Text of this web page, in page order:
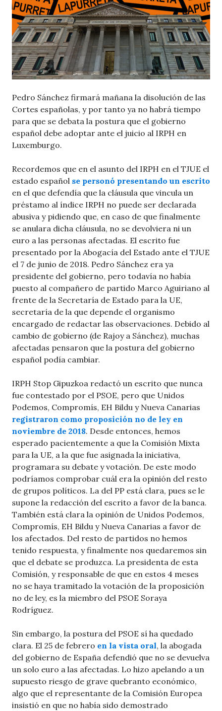
Pedro Sánchez firmará mañana la disolución de las
Cortes españolas, y por tanto ya no habrá tiempo
para que se debata la postura que el gobierno
español debe adoptar ante el juicio al IRPH en
Luxemburgo.
Recordemos que en el asunto del IRPH en el TJUE el
estado español se personó presentando un escrito
en el que defendía que la cláusula que vincula un
préstamo al índice IRPH no puede ser declarada
abusiva y pidiendo que, en caso de que finalmente
se anulara dicha cláusula, no se devolviera ni un
euro a las personas afectadas. El escrito fue
presentado por la Abogacía del Estado ante el TJUE
el 7 de junio de 2018. Pedro Sánchez era ya
presidente del gobierno, pero todavía no había
puesto al compañero de partido Marco Aguiriano al
frente de la Secretaría de Estado para la UE,
secretaría de la que depende el organismo
encargado de redactar las observaciones. Debido al
cambio de gobierno (de Rajoy a Sánchez), muchas
afectadas pensaron que la postura del gobierno
español podía cambiar.
IRPH Stop Gipuzkoa redactó un escrito que nunca
fue contestado por el PSOE, pero que Unidos
Podemos, Compromís, EH Bildu y Nueva Canarias
registraron como proposición no de ley en
noviembre de 2018. Desde entonces, hemos
esperado pacientemente a que la Comisión Mixta
para la UE, a la que fue asignada la iniciativa,
programara su debate y votación. De este modo
podríamos comprobar cuál era la opinión del resto
de grupos políticos. La del PP está clara, pues se le
supone la redacción del escrito a favor de la banca.
También está clara la opinión de Unidos Podemos,
Compromís, EH Bildu y Nueva Canarias a favor de
los afectados. Del resto de partidos no hemos
tenido respuesta, y finalmente nos quedaremos sin
que el debate se produzca. La presidenta de esta
Comisión, y responsable de que en estos 4 meses
no se haya tramitado la votación de la proposición
no de ley, es la miembro del PSOE Soraya
Rodríguez.
Sin embargo, la postura del PSOE sí ha quedado
clara. El 25 de febrero en la vista oral, la abogada
del gobierno de España defendió que no se devuelva
un solo euro a las afectadas. Lo hizo apelando a un
supuesto riesgo de grave quebranto económico,
algo que el representante de la Comisión Europea
insistió en que no había sido demostrado